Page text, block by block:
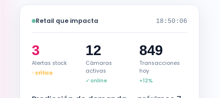
Retail que impacta 18:50:07
3
Alertas stock
↑ crítico
12
Cámaras
activas
✓ online
849
Transacciones
hoy
+12%